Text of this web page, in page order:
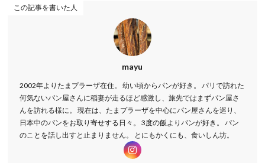
この記事を書いた人
mayu
2002年よりたまプラーザ在住。 幼い頃からパンが好き。 パリで訪れた
何気ないパン屋さんに稲妻が走るほど感激し、旅先ではまずパン屋さ
んを訪れる様に。 現在は、たまプラーザを中心にパン屋さんを巡り、
日本中のパンをお取り寄せする日々。 3度の飯よりパンが好き。 パン
のことを話し出すと止まりません。 とにもかくにも、食いしん坊。